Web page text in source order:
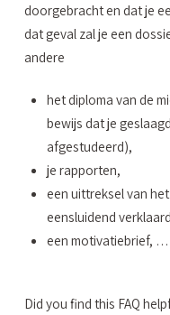
doorgebracht en dat je
dat geval zal je een
andere
het diploma van de
bewijs dat je
afgestudeerd),
je rapporten,
een uittreksel van
eensluidend
een motivatiebrief, …
Did you find this FAQ